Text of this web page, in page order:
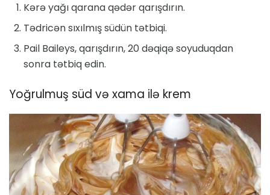
Kərə yağı qarana qədər qarışdırın.
Tədricən sıxılmış südün tətbiqi.
Pail Baileys, qarışdırın, 20 dəqiqə soyuduqdan
sonra tətbiq edin.
Yoğrulmuş süd və xama ilə krem